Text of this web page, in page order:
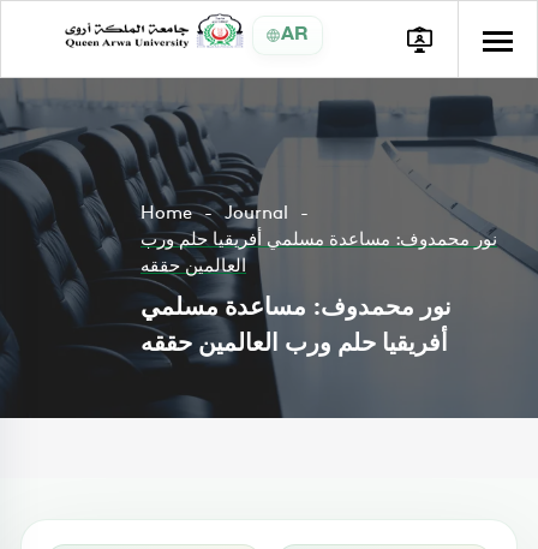
AR
Home
Journal
نور محمدوف: مساعدة مسلمي أفريقيا حلم ورب
العالمين حققه
نور محمدوف: مساعدة مسلمي
أفريقيا حلم ورب العالمين حققه